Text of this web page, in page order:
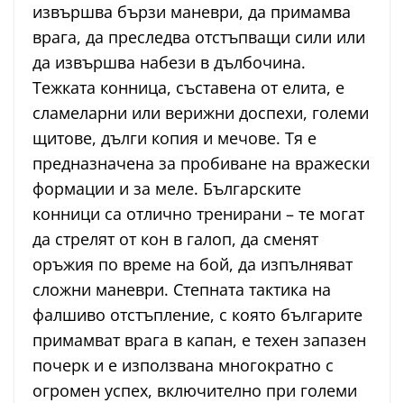
извършва бързи маневри, да примамва
врага, да преследва отстъпващи сили или
да извършва набези в дълбочина.
Тежката конница, съставена от елита, е
сламеларни или верижни доспехи, големи
щитове, дълги копия и мечове. Тя е
предназначена за пробиване на вражески
формации и за меле. Българските
конници са отлично тренирани – те могат
да стрелят от кон в галоп, да сменят
оръжия по време на бой, да изпълняват
сложни маневри. Степната тактика на
фалшиво отстъпление, с която българите
примамват врага в капан, е техен запазен
почерк и е използвана многократно с
огромен успех, включително при големи